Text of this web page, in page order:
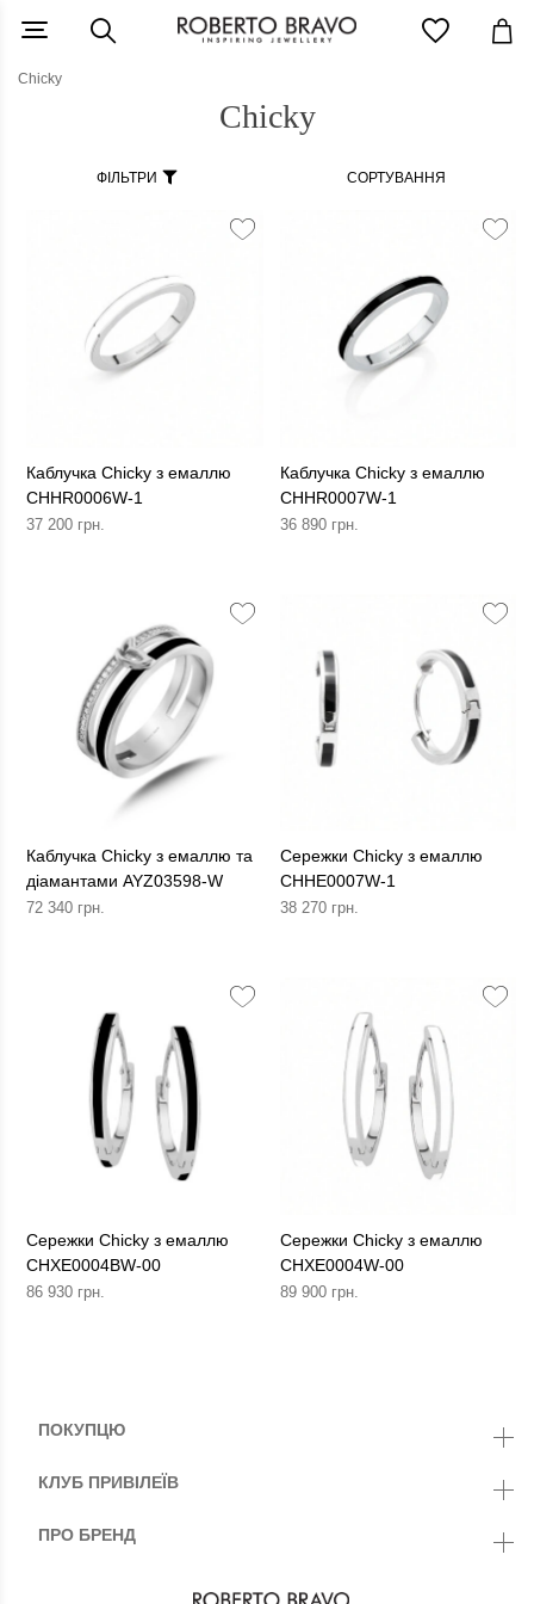
Chicky
Chicky
ФІЛЬТРИ СОРТУВАННЯ
Каблучка Chicky з емаллю
CHHR0006W-1
37 200 грн.
Каблучка Chicky з емаллю
CHHR0007W-1
36 890 грн.
Каблучка Chicky з емаллю та
діамантами AYZ03598-W
72 340 грн.
Сережки Chicky з емаллю
CHHE0007W-1
38 270 грн.
Сережки Chicky з емаллю
CHXE0004BW-00
86 930 грн.
Сережки Chicky з емаллю
CHXE0004W-00
89 900 грн.
ПОКУПЦЮ
КЛУБ ПРИВІЛЕЇВ
ПРО БРЕНД